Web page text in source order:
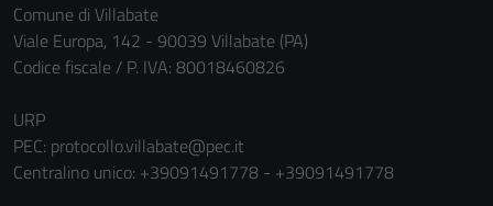
Comune di Villabate
Viale Europa, 142 - 90039 Villabate (PA)
Codice fiscale / P. IVA: 80018460826
URP
PEC: protocollo.villabate@pec.it
Centralino unico: +39091491778 - +39091491778
possono
essere
informazioni